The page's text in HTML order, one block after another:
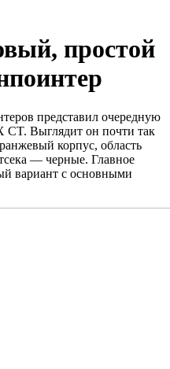
простой
представил очередную
Выглядит он почти так
корпус, область
— черные. Главное
вариант с основными